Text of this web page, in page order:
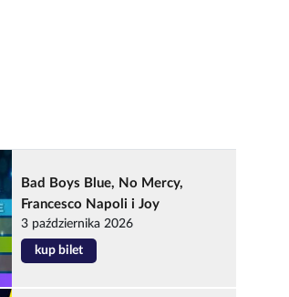
Bad Boys Blue, No Mercy,
Francesco Napoli i Joy
3 października 2026
kup bilet